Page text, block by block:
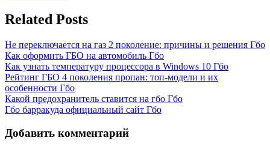
Related Posts
Не переключается на газ 2 поколение: причины и решения Гбо
Как оформить ГБО на автомобиль Гбо
Как узнать температуру процессора в Windows 10 Гбо
Рейтинг ГБО 4 поколения пропан: топ-модели и их
особенности Гбо
Какой предохранитель ставится на гбо Гбо
Гбо барракуда официальный сайт Гбо
Добавить комментарий